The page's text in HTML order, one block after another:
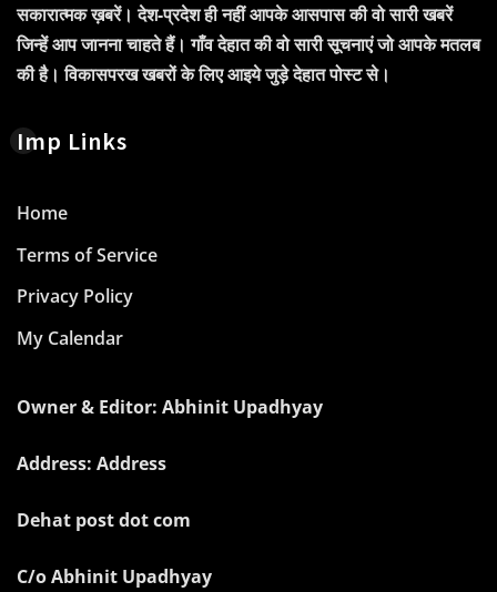
सकारात्मक ख़बरें। देश-प्रदेश ही नहीं आपके आसपास की वो सारी खबरें
जिन्हें आप जानना चाहते हैं। गाँव देहात की वो सारी सूचनाएं जो आपके मतलब
की है। विकासपरख खबरों के लिए आइये जुड़े देहात पोस्ट से।
Imp Links
Home
Terms of Service
Privacy Policy
My Calendar
Owner & Editor: Abhinit Upadhyay
Address: Address
Dehat post dot com
C/o Abhinit Upadhyay